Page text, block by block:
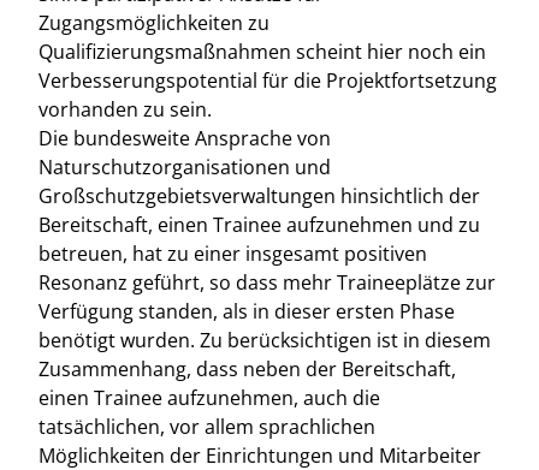
Zugangsmöglichkeiten zu
Qualifizierungsmaßnahmen scheint hier noch ein
Verbesserungspotential für die Projektfortsetzung
vorhanden zu sein.
Die bundesweite Ansprache von
Naturschutzorganisationen und
Großschutzgebietsverwaltungen hinsichtlich der
Bereitschaft, einen Trainee aufzunehmen und zu
betreuen, hat zu einer insgesamt positiven
Resonanz geführt, so dass mehr Traineeplätze zur
Verfügung standen, als in dieser ersten Phase
benötigt wurden. Zu berücksichtigen ist in diesem
Zusammenhang, dass neben der Bereitschaft,
einen Trainee aufzunehmen, auch die
tatsächlichen, vor allem sprachlichen
Möglichkeiten der Einrichtungen und Mitarbeiter